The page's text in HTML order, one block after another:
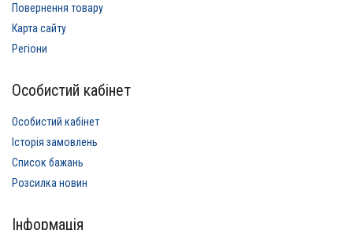
Повернення товару
Карта сайту
Регіони
Особистий кабінет
Особистий кабінет
Історія замовлень
Список бажань
Розсилка новин
Інформація